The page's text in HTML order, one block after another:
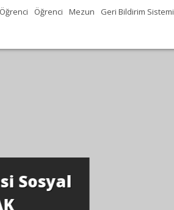
Öğrenci Mezun Geri Bildirim Sistemi